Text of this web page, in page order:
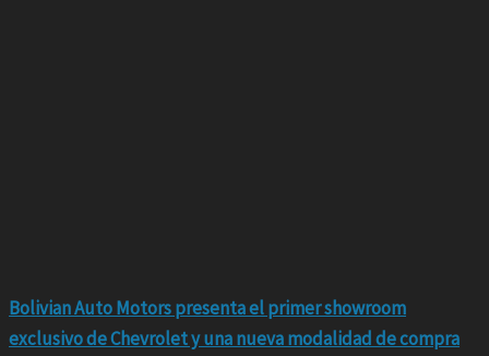
Bolivian Auto Motors presenta el primer showroom
exclusivo de Chevrolet y una nueva modalidad de compra